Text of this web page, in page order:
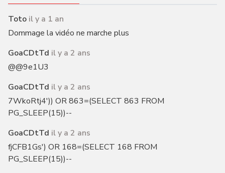
Toto il y a 1 an
Dommage la vidéo ne marche plus
GoaCDtTd il y a 2 ans
@@9e1U3
GoaCDtTd il y a 2 ans
7WkoRtj4')) OR 863=(SELECT 863 FROM
PG_SLEEP(15))--
GoaCDtTd il y a 2 ans
fjCFB1Gs') OR 168=(SELECT 168 FROM
PG_SLEEP(15))--